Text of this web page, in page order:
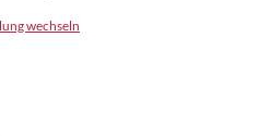
wechseln